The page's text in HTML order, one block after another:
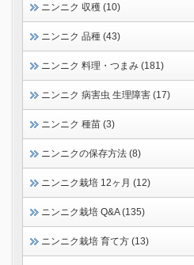
ニンニク 収穫 (10)
ニンニク 品種 (43)
ニンニク 料理・つまみ (181)
ニンニク 病害虫 生理障害 (17)
ニンニク 種苗 (3)
ニンニクの保存方法 (8)
ニンニク栽培 12ヶ月 (12)
ニンニク栽培 Q&A (135)
ニンニク栽培 育て方 (13)